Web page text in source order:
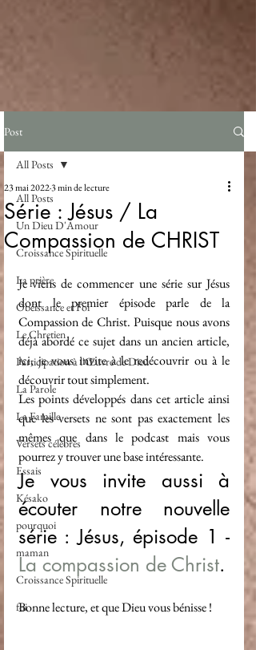
Post
All Posts
Un Dieu D'Amour
Croissance Spirituelle
La prière
Obéissance et Foi
Le Chretien
Participation à l'Œuvre de Dieu
La Parole
La Famille
Versets célèbres
Essais
Késako
pourquoi
maman
Croissance Spirituelle
foi
All Posts
Série : Jésus / La
Compassion de CHRIST
23 mai 20223 min de lecture
Je viens de commencer une série sur Jésus
dont le premier épisode parle de la
Compassion de Christ. Puisque nous avons
déjà abordé ce sujet dans un ancien article,
ici, je vous invite à le redécouvrir ou à le
découvrir tout simplement.
Les points développés dans cet article ainsi
que les versets ne sont pas exactement les
mêmes que dans le podcast mais vous
pourrez y trouver une base intéressante.
Je vous invite aussi à
écouter notre nouvelle
La compassion de Christ.
Bonne lecture, et que Dieu vous bénisse !